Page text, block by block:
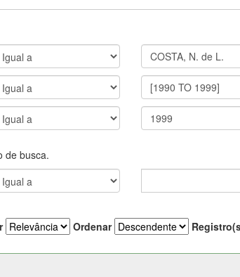
de busca.
Ordenar